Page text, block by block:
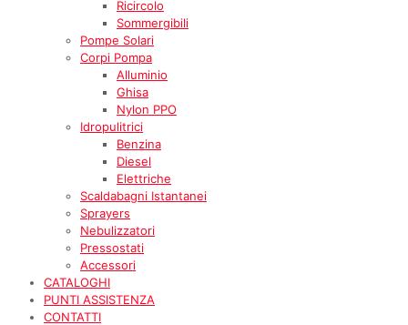
Ricircolo
Sommergibili
Pompe Solari
Corpi Pompa
Alluminio
Ghisa
Nylon PPO
Idropulitrici
Benzina
Diesel
Elettriche
Scaldabagni Istantanei
Sprayers
Nebulizzatori
Pressostati
Accessori
CATALOGHI
PUNTI ASSISTENZA
CONTATTI